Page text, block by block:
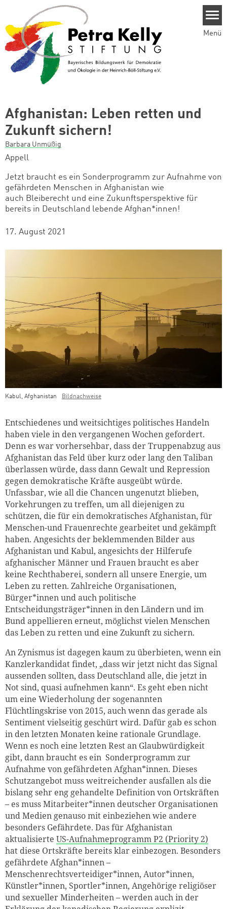
Menü
Afghanistan: Leben retten und
Zukunft sichern!
Barbara Unmüßig
Appell
Jetzt braucht es ein Sonderprogramm zur Aufnahme von
gefährdeten Menschen in Afghanistan wie
auch Bleiberecht und eine Zukunftsperspektive für
bereits in Deutschland lebende Afghan*innen!
17. August 2021
Kabul, Afghanistan
Bildnachweise
Entschiedenes und weitsichtiges politisches Handeln
haben viele in den vergangenen Wochen gefordert.
Denn es war vorhersehbar, dass der Truppenabzug aus
Afghanistan das Feld über kurz oder lang den Taliban
überlassen würde, dass dann Gewalt und Repression
gegen demokratische Kräfte ausgeübt würde.
Unfassbar, wie all die Chancen ungenutzt blieben,
Vorkehrungen zu treffen, um all diejenigen zu
schützen, die für ein demokratisches Afghanistan, für
Menschen-und Frauenrechte gearbeitet und gekämpft
haben. Angesichts der beklemmenden Bilder aus
Afghanistan und Kabul, angesichts der Hilferufe
afghanischer Männer und Frauen braucht es aber
keine Rechthaberei, sondern all unsere Energie, um
Leben zu retten. Zahlreiche Organisationen,
Bürger*innen und auch politische
Entscheidungsträger*innen in den Ländern und im
Bund appellieren erneut, möglichst vielen Menschen
das Leben zu retten und eine Zukunft zu sichern.
An Zynismus ist dagegen kaum zu überbieten, wenn ein
Kanzlerkandidat findet, „dass wir jetzt nicht das Signal
aussenden sollten, dass Deutschland alle, die jetzt in
Not sind, quasi aufnehmen kann“. Es geht eben nicht
um eine Wiederholung der sogenannten
Flüchtlingskrise von 2015, auch wenn das gerade als
Sentiment vielseitig geschürt wird. Dafür gab es schon
in den letzten Monaten keine rationale Grundlage.
Wenn es noch eine letzten Rest an Glaubwürdigkeit
gibt, dann braucht es ein Sonderprogramm zur
Aufnahme von gefährdeten Afghan*innen. Dieses
Schutzangebot muss weitreichender ausfallen als die
bislang sehr eng gehandelte Definition von Ortskräften
– es muss Mitarbeiter*innen deutscher Organisationen
und Medien genauso mit einbeziehen wie andere
besonders Gefährdete. Das für Afghanistan
aktualisierte US-Aufnahmeprogramm P2 (Priority 2)
hat diese Ortskräfte bereits klar einbezogen. Besonders
gefährdete Afghan*innen –
Menschenrechtsverteidiger*innen, Autor*innen,
Künstler*innen, Sportler*innen, Angehörige religiöser
und sexueller Minderheiten – werden auch in der